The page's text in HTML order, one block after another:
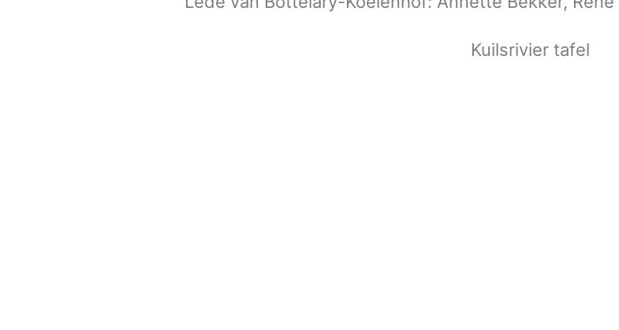
Kuilsrivier tafel